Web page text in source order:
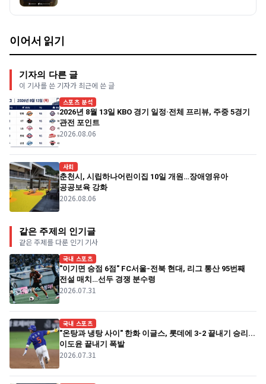
이어서 읽기
기자의 다른 글
이 기사를 쓴 기자가 최근에 쓴 글
스포츠 분석
2026년 8월 13일 KBO 경기 일정·전체 프리뷰, 주중 5경기
관전 포인트
2026.08.06
사회
춘천시, 시립하나어린이집 10일 개원…장애영유아
공공보육 강화
2026.08.06
같은 주제의 인기글
같은 주제를 다룬 인기 기사
국내 스포츠
"이기면 승점 6점" FC서울-전북 현대, 리그 통산 95번째
전설 매치…선두 경쟁 분수령
2026.07.31
국내 스포츠
"온탕과 냉탕 사이" 한화 이글스, 롯데에 3-2 끝내기 승리...
이도윤 끝내기 폭발
2026.07.31